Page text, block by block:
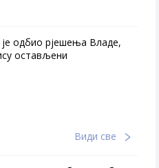
одбио рјешења Владе,
остављени
Види све